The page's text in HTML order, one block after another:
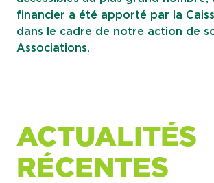
financier a été apporté par la
dans le cadre de notre action de
Associations.
ACTUALITÉS
RÉCENTES